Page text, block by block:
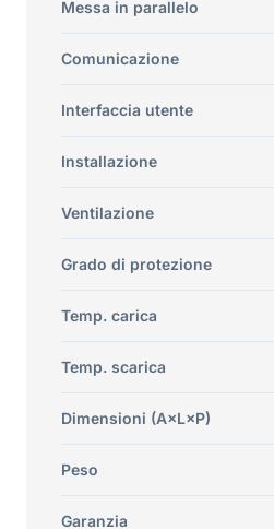
Messa in parallelo
Comunicazione
Interfaccia utente
Installazione
Ventilazione
Grado di protezione
Temp. carica
Temp. scarica
Dimensioni (A×L×P)
Peso
Garanzia